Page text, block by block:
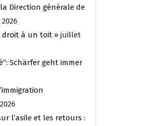
Direction générale de
droit à un toit » juillet
Schärfer geht immer
l’asile et les retours :